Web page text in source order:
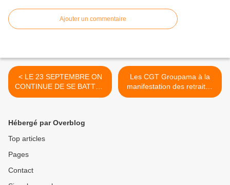
Ajouter un commentaire
< LE 23 SEPTEMBRE ON
CONTINUE DE SE BATTRE
POUR NOS RETRAITES
Les CGT Groupama à la
manifestation des retraites
le 2 octobre 2010 - Paris -
Hébergé par Overblog
Top articles
Pages
Contact